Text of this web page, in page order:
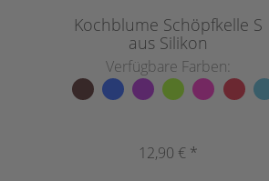
Kochblume Schöpfkelle S
aus Silikon
Verfügbare Farben:
12,90 € *